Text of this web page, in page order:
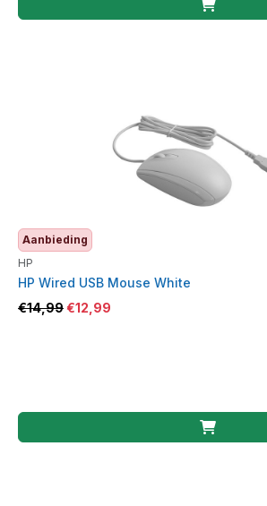
Aanbieding
HP
HP Wired USB Mouse White
€14,99€12,99